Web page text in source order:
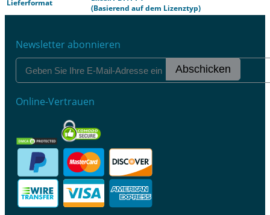
Lieferformat
(Basierend auf dem Lizenztyp)
Newsletter abonnieren
Abschicken
Online-Vertrauen